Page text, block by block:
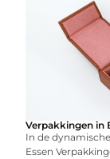
Verpakkingen in
In de
Essen